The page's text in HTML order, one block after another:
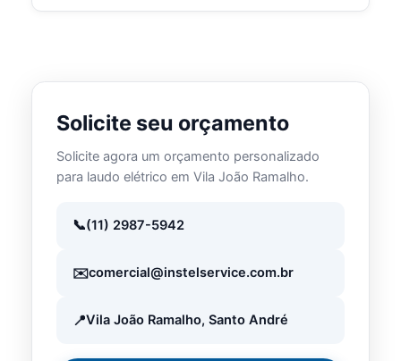
Solicite seu orçamento
Solicite agora um orçamento personalizado
para laudo elétrico em Vila João Ramalho.
(11) 2987-5942
comercial@instelservice.com.br
Vila João Ramalho, Santo André